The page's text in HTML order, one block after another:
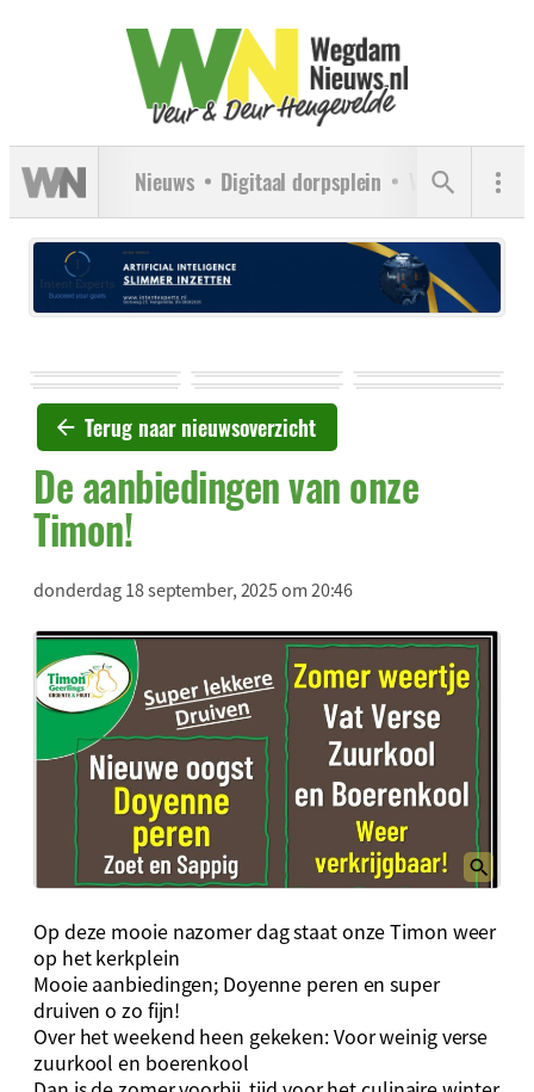
Nieuws Digitaal dorpsplein Verenigingen
Terug naar nieuwsoverzicht
De aanbiedingen van onze
Timon!
donderdag 18 september, 2025 om 20:46
Op deze mooie nazomer dag staat onze Timon weer
op het kerkplein
Mooie aanbiedingen; Doyenne peren en super
druiven o zo fijn!
Over het weekend heen gekeken: Voor weinig verse
zuurkool en boerenkool